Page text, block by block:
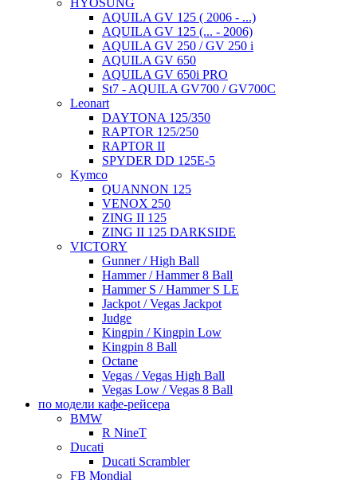
HYOSUNG
AQUILA GV 125 ( 2006 - ...)
AQUILA GV 125 (... - 2006)
AQUILA GV 250 / GV 250 i
AQUILA GV 650
AQUILA GV 650i PRO
St7 - AQUILA GV700 / GV700C
Leonart
DAYTONA 125/350
RAPTOR 125/250
RAPTOR II
SPYDER DD 125E-5
Kymco
QUANNON 125
VENOX 250
ZING II 125
ZING II 125 DARKSIDE
VICTORY
Gunner / High Ball
Hammer / Hammer 8 Ball
Hammer S / Hammer S LE
Jackpot / Vegas Jackpot
Judge
Kingpin / Kingpin Low
Kingpin 8 Ball
Octane
Vegas / Vegas High Ball
Vegas Low / Vegas 8 Ball
по модели кафе-рейсера
BMW
R NineT
Ducati
Ducati Scrambler
FB Mondial